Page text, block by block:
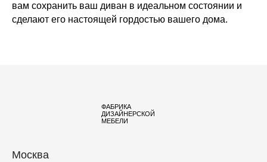
вам сохранить ваш диван в идеальном состоянии и
сделают его настоящей гордостью вашего дома.
ФАБРИКА
ДИЗАЙНЕРСКОЙ
МЕБЕЛИ
Москва